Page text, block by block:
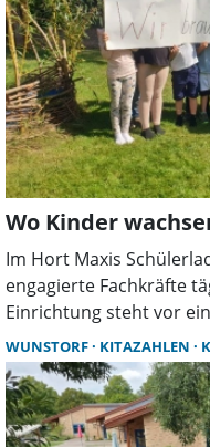
Wo Kinder
Im Hort Maxis
engagierte Fachkräfte
Einrichtung steht vor
längerer Zeit wird
gesucht. Die
WUNSTORF KITAZAHLEN